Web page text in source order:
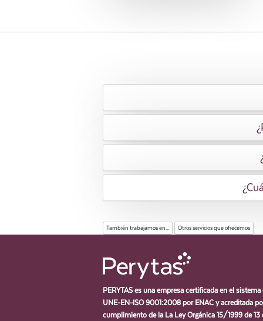
También trabajamos en... Otros servicios que ofrecemos
PERYTAS es una empresa certificada en el
UNE-EN-ISO 9001:2008 por ENAC y acreditada
cumplimiento de la La Ley Orgánica 15/1999 de